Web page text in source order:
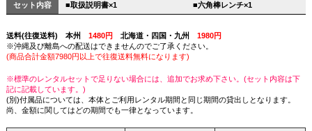
セット内容
■取扱説明書×1
■六角棒レンチ×1
送料(往復送料) 本州 1480円 北海道・四国・九州 1980円
※沖縄及び離島への配送はできませんのでご了承ください。
(商品合計金額7980円以上で往復送料無料になります)
※標準のレンタルセットで足りない場合には、追加でお求め下さい。(セット内容は下
記に記載しています。)
(別)付属品については、本体とご利用レンタル期間と同じ期間の貸出しとなります。
尚、金額に関してはどの期間でも一律となっています。